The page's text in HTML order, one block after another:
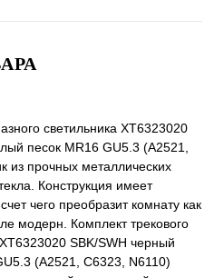
светильника XT6323020
песок MR16 GU5.3 (A2521,
из прочных металлических
Конструкция имеет
чего преобразит комнату как
модерн. Комплект трекового
SBK/SWH черный
(A2521, C6323, N6110)